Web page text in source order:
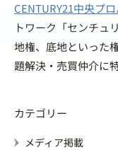
CENTURY21中央プ
トワーク「センチュ
地権、底地といった
題解決・売買仲介に
カテゴリー
メディア掲載